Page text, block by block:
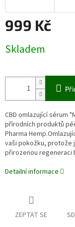
999 Kč
cena:
Skladem
CBD omlazující sérum
přírodních produktů
Pharma
vaši pokožku, protože
přirozenou regeneraci
Detailní informace
ZEPTAT SE